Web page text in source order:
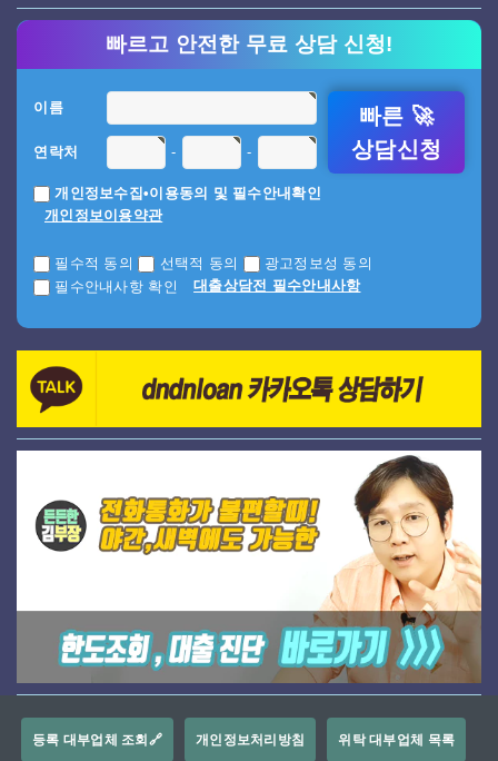
빠르고 안전한 무료 상담 신청!
이름
연락처 - -
개인정보수집•이용동의 및 필수안내확인
개인정보이용약관
필수적 동의 선택적 동의
광고정보성 동의
필수안내사항 확인
대출상담전 필수안내사항
빠른 🚀
상담신청
등록 대부업체 조회🔗 개인정보처리방침 위탁 대부업체 목록